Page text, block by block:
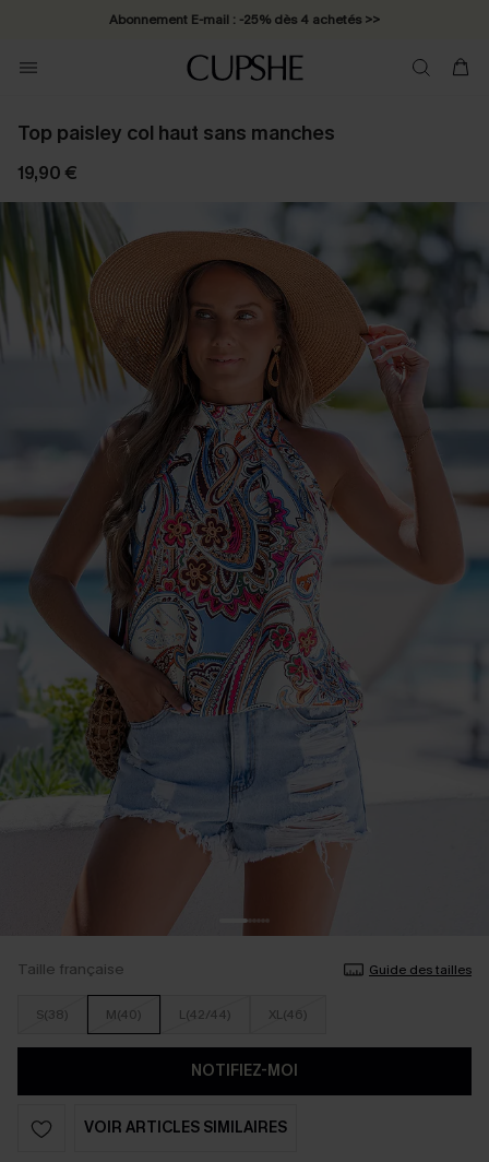
Abonnement E-mail : -25% dès 4 achetés >>
Top paisley col haut sans manches
19,90 €
Taille française Guide des tailles
S(38) M(40) L(42/44) XL(46)
NOTIFIEZ-MOI
VOIR ARTICLES SIMILAIRES